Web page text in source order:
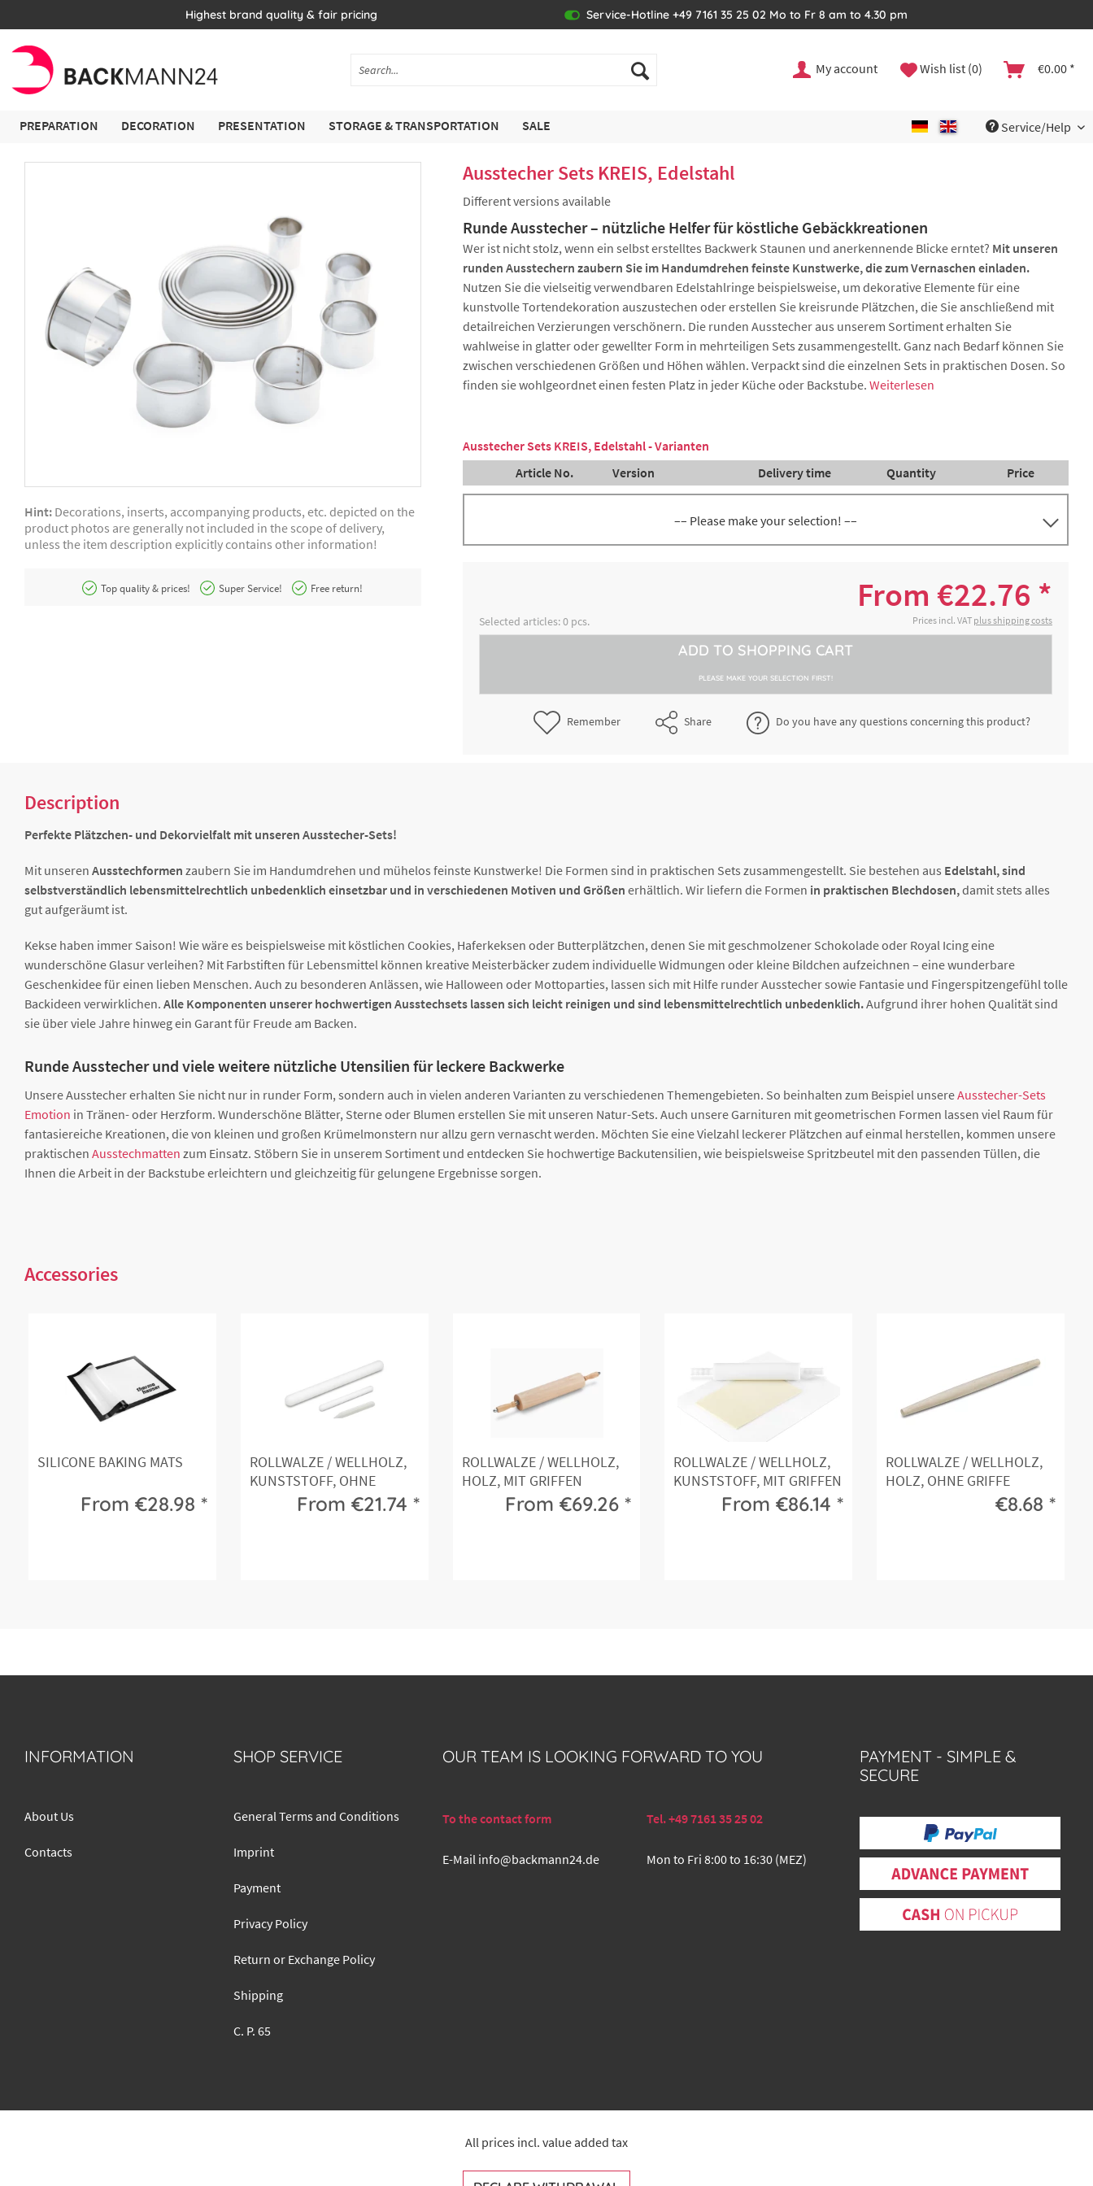
Highest brand quality & fair pricing Service-Hotline +49 7161 35 25 02 Mo to Fr 8 am to 4.30 pm
My account Wish list (0) €0.00 *
PREPARATION DECORATION PRESENTATION STORAGE & TRANSPORTATION SALE Service/Help
Hint: Decorations, inserts, accompanying products, etc. depicted on the
product photos are generally not included in the scope of delivery,
unless the item description explicitly contains other information!
Top quality & prices! Super Service! Free return!
Ausstecher Sets KREIS, Edelstahl
Different versions available
Runde Ausstecher – nützliche Helfer für köstliche Gebäckkreationen
Wer ist nicht stolz, wenn ein selbst erstelltes Backwerk Staunen und anerkennende Blicke erntet? Mit unseren
runden Ausstechern zaubern Sie im Handumdrehen feinste Kunstwerke, die zum Vernaschen einladen.
Nutzen Sie die vielseitig verwendbaren Edelstahlringe beispielsweise, um dekorative Elemente für eine
kunstvolle Tortendekoration auszustechen oder erstellen Sie kreisrunde Plätzchen, die Sie anschließend mit
detailreichen Verzierungen verschönern. Die runden Ausstecher aus unserem Sortiment erhalten Sie
wahlweise in glatter oder gewellter Form in mehrteiligen Sets zusammengestellt. Ganz nach Bedarf können Sie
zwischen verschiedenen Größen und Höhen wählen. Verpackt sind die einzelnen Sets in praktischen Dosen. So
finden sie wohlgeordnet einen festen Platz in jeder Küche oder Backstube.Weiterlesen
Ausstecher Sets KREIS, Edelstahl - Varianten
Article No.
Version Delivery time Quantity Price
–– Please make your selection! ––
8300024457 €23.44 *
gewellt, verschiedene Größen
8300031697
Ausstecher-Set Kreis, 14-teilig, glatt,
verschiedene Größen
2-4 working days €35.38 *
8300031869
Ausstecher-Set Kreis, 6-teilig, glatt
und gewellt, verschiedene Größen
2-4 working days €22.76 *
From €22.76 *
Prices incl. VAT plus shipping costs
Selected articles:0 pcs.
ADD TO SHOPPING CART
PLEASE MAKE YOUR SELECTION FIRST!
Remember Share Do you have any questions concerning this product?
Description
Perfekte Plätzchen- und Dekorvielfalt mit unseren Ausstecher-Sets!
Mit unseren Ausstechformen zaubern Sie im Handumdrehen und mühelos feinste Kunstwerke! Die Formen sind in praktischen Sets zusammengestellt. Sie bestehen aus Edelstahl, sind
selbstverständlich lebensmittelrechtlich unbedenklich einsetzbar und in verschiedenen Motiven und Größen erhältlich. Wir liefern die Formen in praktischen Blechdosen,damit stets alles
gut aufgeräumt ist.
Kekse haben immer Saison! Wie wäre es beispielsweise mit köstlichen Cookies, Haferkeksen oder Butterplätzchen, denen Sie mit geschmolzener Schokolade oder Royal Icing eine
wunderschöne Glasur verleihen? Mit Farbstiften für Lebensmittel können kreative Meisterbäcker zudem individuelle Widmungen oder kleine Bildchen aufzeichnen – eine wunderbare
Geschenkidee für einen lieben Menschen. Auch zu besonderen Anlässen, wie Halloween oder Mottoparties, lassen sich mit Hilfe runder Ausstecher sowie Fantasie und Fingerspitzengefühl tolle
Backideen verwirklichen. Alle Komponenten unserer hochwertigen Ausstechsets lassen sich leicht reinigen und sind lebensmittelrechtlich unbedenklich.Aufgrund ihrer hohen Qualität sind
sie über viele Jahre hinweg ein Garant für Freude am Backen.
Runde Ausstecher und viele weitere nützliche Utensilien für leckere Backwerke
Unsere Ausstecher erhalten Sie nicht nur in runder Form, sondern auch in vielen anderen Varianten zu verschiedenen Themengebieten. So beinhalten zum Beispiel unsereAusstecher-Sets
Emotion in Tränen- oder Herzform. Wunderschöne Blätter, Sterne oder Blumen erstellen Sie mit unseren Natur-Sets. Auch unsere Garnituren mit geometrischen Formen lassen viel Raum für
fantasiereiche Kreationen, die von kleinen und großen Krümelmonstern nur allzu gern vernascht werden. Möchten Sie eine Vielzahl leckerer Plätzchen auf einmal herstellen, kommen unsere
praktischen Ausstechmatten zum Einsatz. Stöbern Sie in unserem Sortiment und entdecken Sie hochwertige Backutensilien, wie beispielsweise Spritzbeutel mit den passenden Tüllen, die
Ihnen die Arbeit in der Backstube erleichtern und gleichzeitig für gelungene Ergebnisse sorgen.
Accessories
SILICONE BAKING MATS
From €28.98 *
ROLLWALZE / WELLHOLZ,
KUNSTSTOFF, OHNE
From €21.74 *
ROLLWALZE / WELLHOLZ,
HOLZ, MIT GRIFFEN
From €69.26 *
ROLLWALZE / WELLHOLZ,
KUNSTSTOFF, MIT GRIFFEN
From €86.14 *
ROLLWALZE / WELLHOLZ,
HOLZ, OHNE GRIFFE
€8.68 *
INFORMATION
About Us
Contacts
SHOP SERVICE
General Terms and Conditions
Imprint
Payment
Privacy Policy
Return or Exchange Policy
Shipping
C. P. 65
OUR TEAM IS LOOKING FORWARD TO YOU
To the contact form Tel. +49 7161 35 25 02
E-Mail info@backmann24.de Mon to Fri 8:00 to 16:30 (MEZ)
PAYMENT - SIMPLE &
SECURE
All prices incl. value added tax